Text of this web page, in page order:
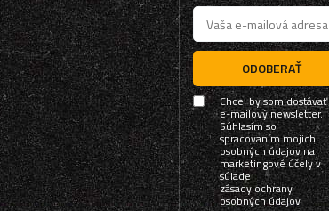
ODOBERAŤ
Chcel by som dostávať
e-mailový newsletter.
Súhlasím so
spracovaním mojich
osobných údajov na
marketingové účely v
súlade
zásady ochrany
osobných údajov